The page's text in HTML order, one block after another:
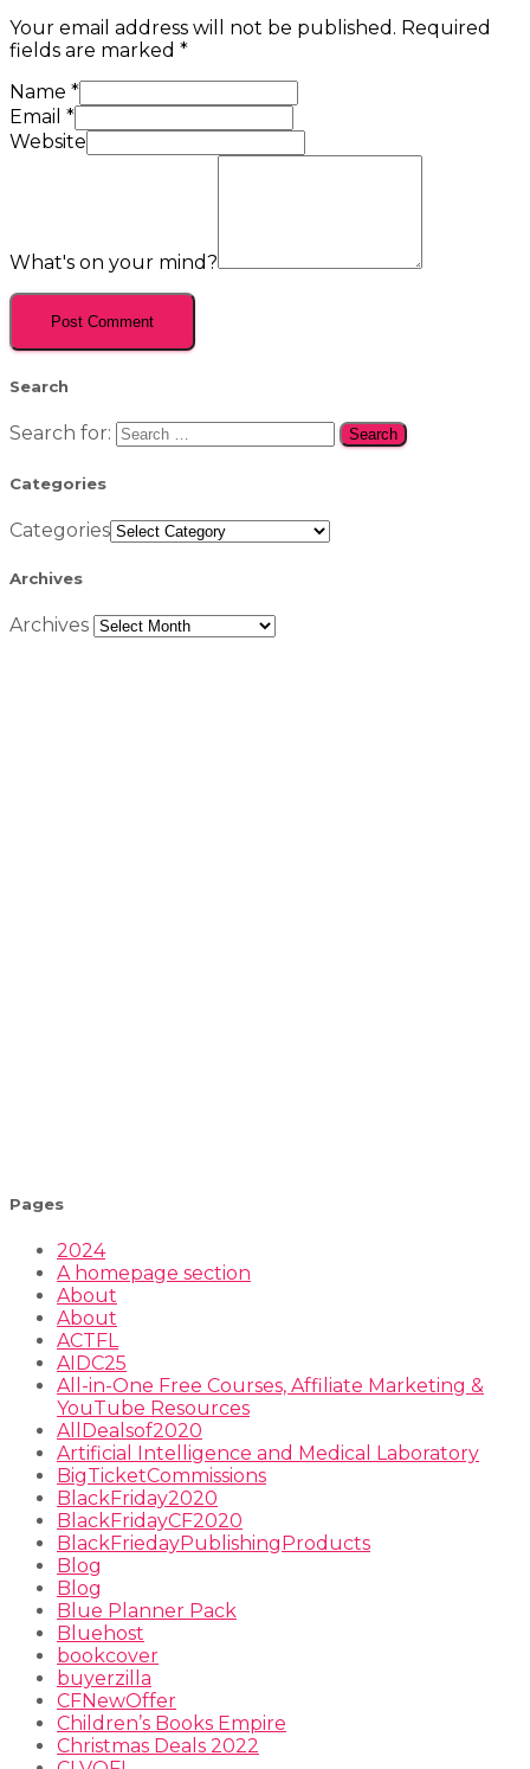
Your email address will not be published. Required
fields are marked *
Name *
Email *
Website
What's on your mind?
Search
Search for:
Categories
Categories
Archives
Archives
Pages
2024
A homepage section
About
About
ACTFL
AIDC25
All-in-One Free Courses, Affiliate Marketing &
YouTube Resources
AllDealsof2020
Artificial Intelligence and Medical Laboratory
BigTicketCommissions
BlackFriday2020
BlackFridayCF2020
BlackFriedayPublishingProducts
Blog
Blog
Blue Planner Pack
Bluehost
bookcover
buyerzilla
CFNewOffer
Children’s Books Empire
Christmas Deals 2022